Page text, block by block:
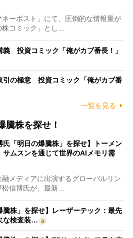
ーポスト」にて、圧倒的な情報量が
株コミック」とし…
義 投資コミック「俺がカブ番長！」
引の極意 投資コミック「俺がカブ番
一覧を見る
騰株を探せ！
氏「明日の爆騰株」を探せ】トーメン
サムスンを通じて世界のAIメモリ需
メディアに出演するグローバルリン
松信博氏が、最新…
騰株」を探せ】レーザーテック：最先
な検査装…